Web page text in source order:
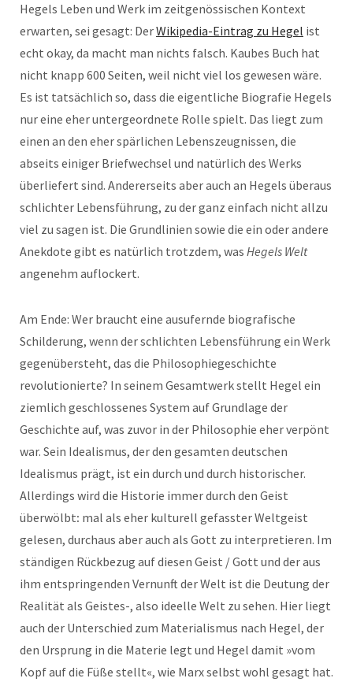
Hegels Leben und Werk im zeitgenössischen Kontext
erwarten, sei gesagt: DerWikipedia-Eintrag zu Hegel ist
echt okay, da macht man nichts falsch. Kaubes Buch hat
nicht knapp 600 Seiten, weil nicht viel los gewesen wäre.
Es ist tatsächlich so, dass die eigentliche Biografie Hegels
nur eine eher untergeordnete Rolle spielt. Das liegt zum
einen an den eher spärlichen Lebenszeugnissen, die
abseits einiger Briefwechsel und natürlich des Werks
überliefert sind. Andererseits aber auch an Hegels überaus
schlichter Lebensführung, zu der ganz einfach nicht allzu
viel zu sagen ist. Die Grundlinien sowie die ein oder andere
Anekdote gibt es natürlich trotzdem, was Hegels Welt
angenehm auflockert.
Am Ende: Wer braucht eine ausufernde biografische
Schilderung, wenn der schlichten Lebensführung ein Werk
gegenübersteht, das die Philosophiegeschichte
revolutionierte? In seinem Gesamtwerk stellt Hegel ein
ziemlich geschlossenes System auf Grundlage der
Geschichte auf, was zuvor in der Philosophie eher verpönt
war. Sein Idealismus, der den gesamten deutschen
Idealismus prägt, ist ein durch und durch historischer.
Allerdings wird die Historie immer durch den Geist
überwölbt: mal als eher kulturell gefasster Weltgeist
gelesen, durchaus aber auch als Gott zu interpretieren. Im
ständigen Rückbezug auf diesen Geist / Gott und der aus
ihm entspringenden Vernunft der Welt ist die Deutung der
Realität als Geistes-, also ideelle Welt zu sehen. Hier liegt
auch der Unterschied zum Materialismus nach Hegel, der
den Ursprung in die Materie legt und Hegel damit »vom
Kopf auf die Füße stellt«, wie Marx selbst wohl gesagt hat.